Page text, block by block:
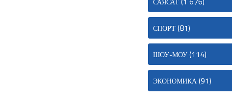
СПОРТ(81)
ШОУ-МОУ(114)
ЭКОНОМИКА(91)